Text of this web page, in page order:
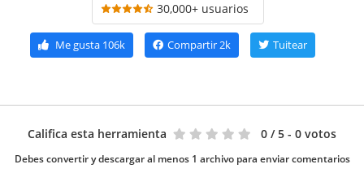
30,000+ usuarios
Me gusta106k Compartir2k Tuitear
Califica esta herramienta 0 / 5 - 0 votos
Debes convertir y descargar al menos 1 archivo para enviar comentarios